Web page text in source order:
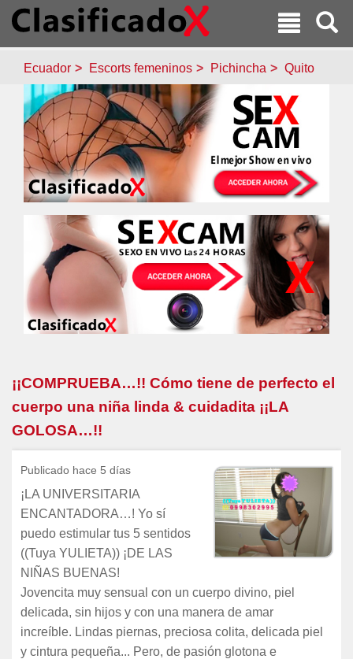
Ecuador Escorts femeninos Pichincha Quito
¡¡COMPRUEBA…!! Cómo tiene de perfecto el
cuerpo una niña linda & cuidadita ¡¡LA
GOLOSA…!!
Publicado hace 5 días
¡LA UNIVERSITARIA
ENCANTADORA…! Yo sí
puedo estimular tus 5 sentidos
((Tuya YULIETA)) ¡DE LAS
NIÑAS BUENAS!
Jovencita muy sensual con un cuerpo divino, piel
delicada, sin hijos y con una manera de amar
increíble. Lindas piernas, preciosa colita, delicada piel
y cintura pequeña... Pero, de pasión glotona e